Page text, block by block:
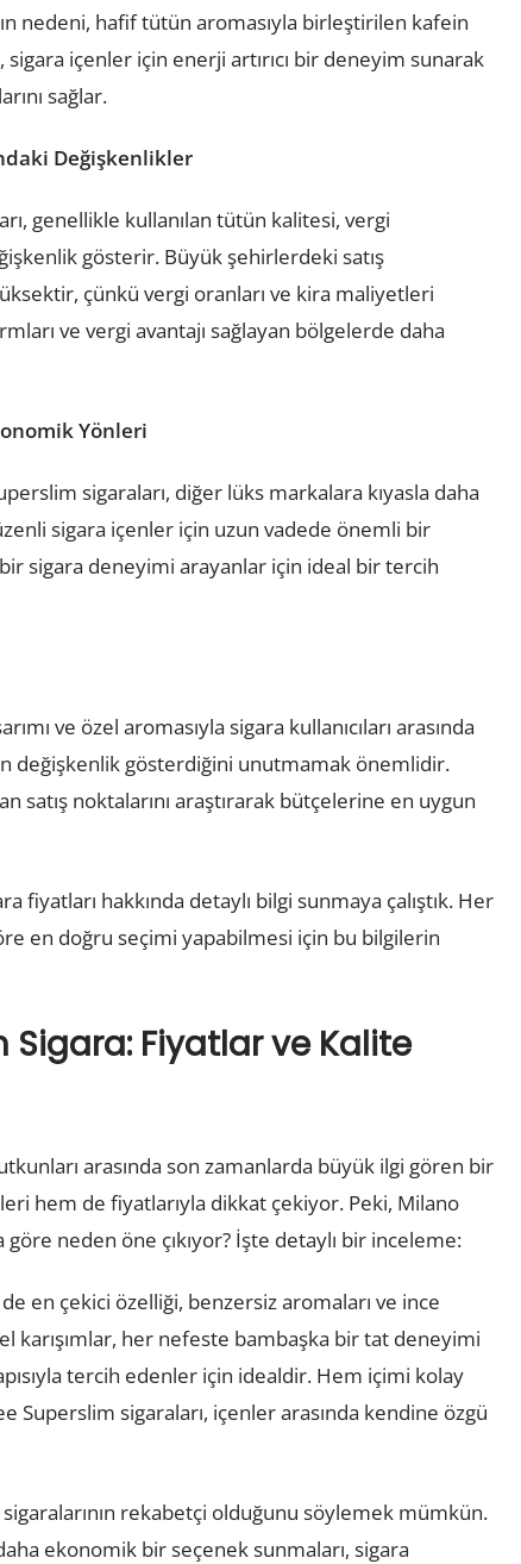
nedeni, hafif tütün aromasıyla birleştirilen kafein
sigara içenler için enerji artırıcı bir deneyim sunarak
sağlar.
Değişkenlikler
genellikle kullanılan tütün kalitesi, vergi
gösterir. Büyük şehirlerdeki satış
çünkü vergi oranları ve kira maliyetleri
ve vergi avantajı sağlayan bölgelerde daha
Yönleri
sigaraları, diğer lüks markalara kıyasla daha
sigara içenler için uzun vadede önemli bir
sigara deneyimi arayanlar için ideal bir tercih
ve özel aromasıyla sigara kullanıcıları arasında
değişkenlik gösterdiğini unutmamak önemlidir.
satış noktalarını araştırarak bütçelerine en uygun
fiyatları hakkında detaylı bilgi sunmaya çalıştık. Her
en doğru seçimi yapabilmesi için bu bilgilerin
Fiyatlar ve Kalite
arasında son zamanlarda büyük ilgi gören bir
hem de fiyatlarıyla dikkat çekiyor. Peki, Milano
neden öne çıkıyor? İşte detaylı bir inceleme:
en çekici özelliği, benzersiz aromaları ve ince
karışımlar, her nefeste bambaşka bir tat deneyimi
tercih edenler için idealdir. Hem içimi kolay
Superslim sigaraları, içenler arasında kendine özgü
rekabetçi olduğunu söylemek mümkün.
ekonomik bir seçenek sunmaları, sigara